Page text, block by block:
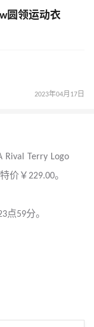
圆领运动衣
2023年04月17日
Terry Logo
价￥229.00。
点59分。